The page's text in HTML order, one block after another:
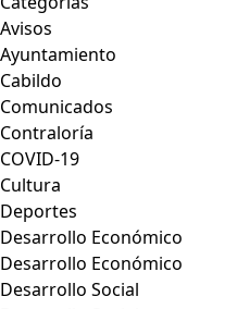
Avisos
Ayuntamiento
Cabildo
Comunicados
Contraloría
COVID-19
Cultura
Deportes
Desarrollo Económico
Desarrollo Económico
Desarrollo Social